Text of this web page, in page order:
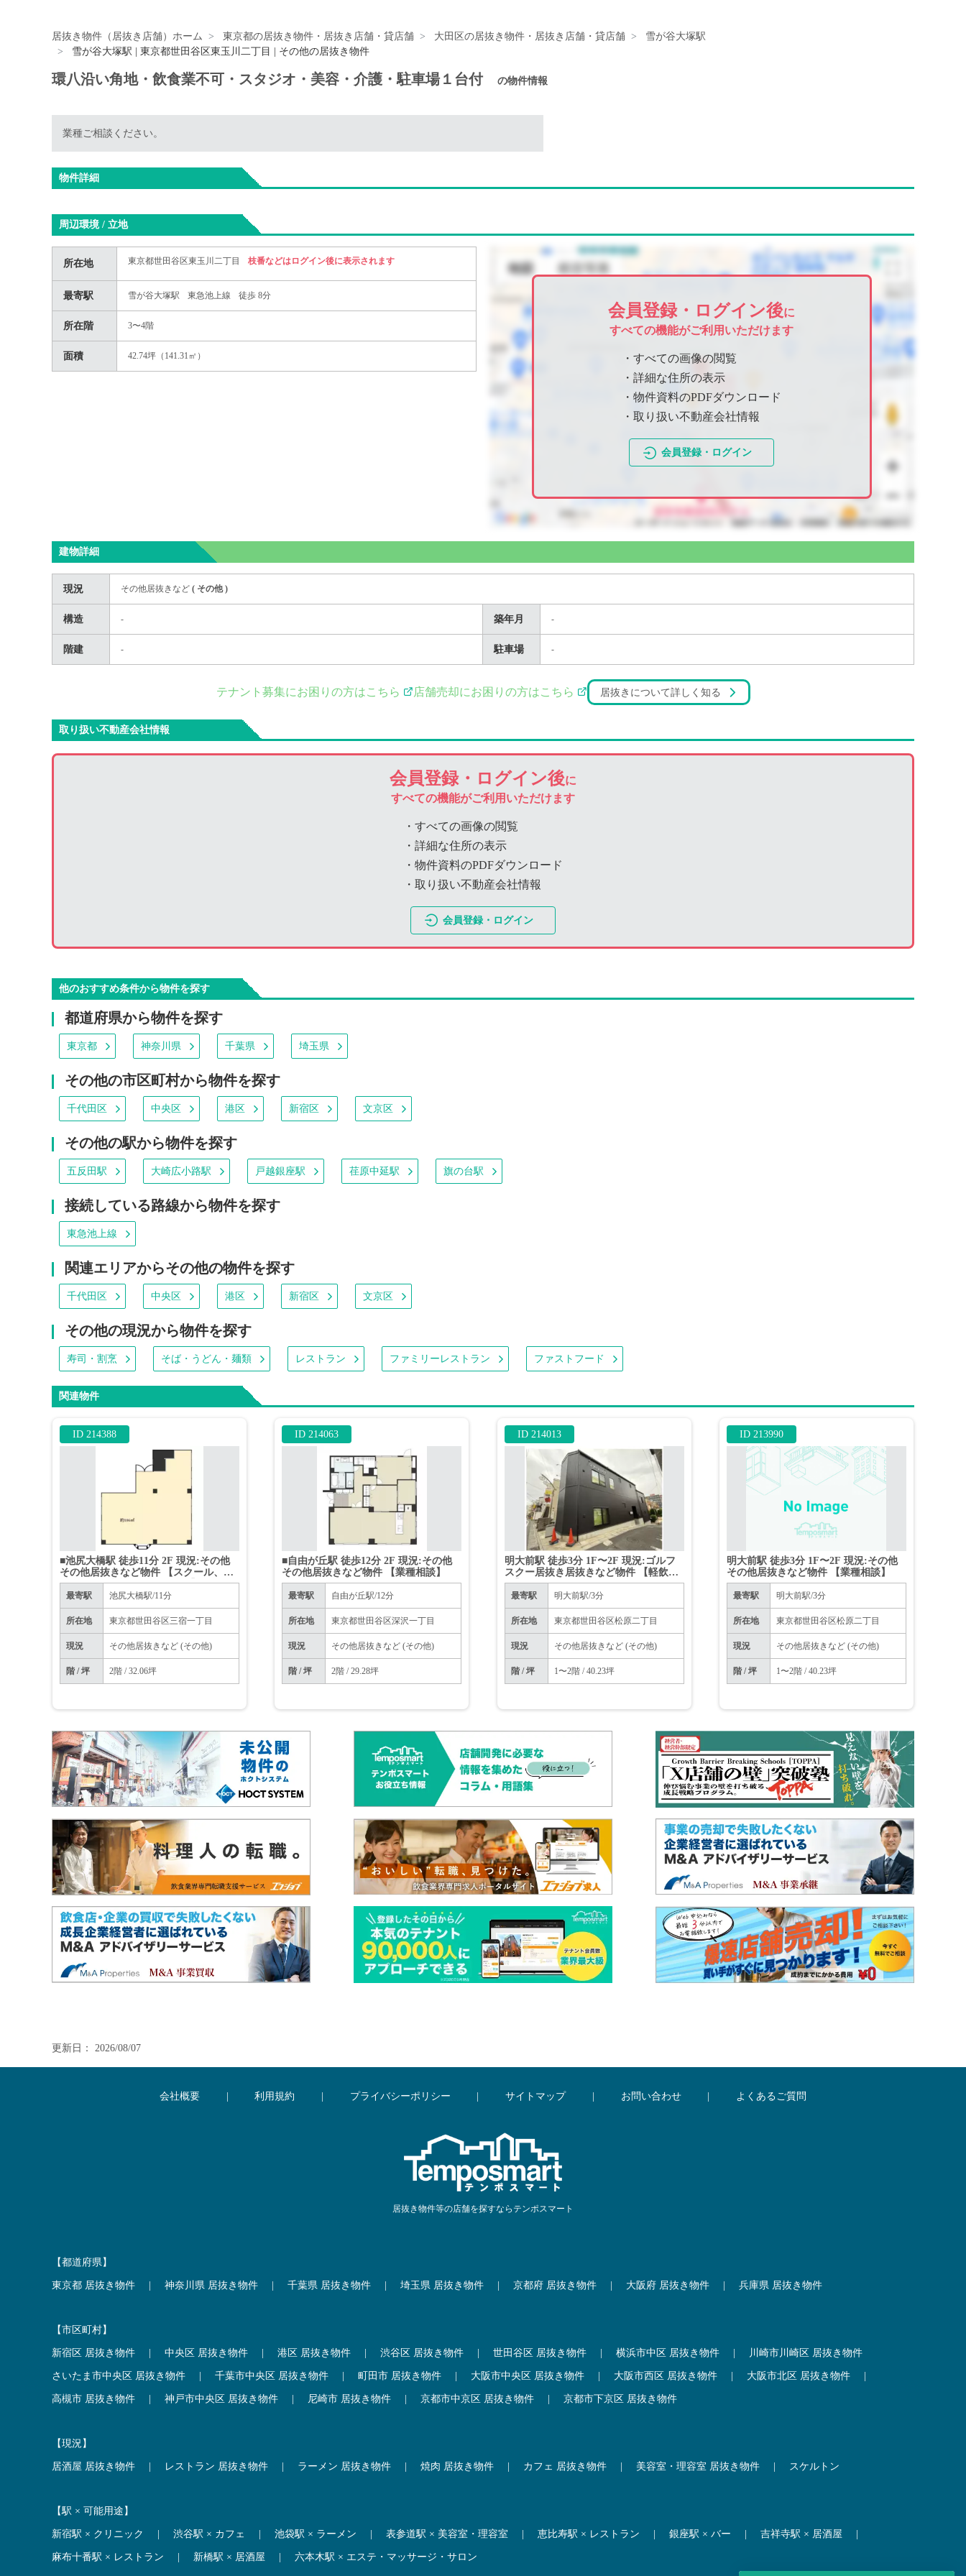
居抜き物件（居抜き店舗）ホーム 東京都の居抜き物件・居抜き店舗・貸店舗 大田区の居抜き物件・居抜き店舗・貸店舗
雪が谷大塚駅
雪が谷大塚駅 | 東京都世田谷区東玉川二丁目 | その他の居抜き物件
環八沿い角地・飲食業不可・スタジオ・美容・介護・駐車場１台付 の物件情報
業種ご相談ください。
物件詳細
周辺環境 / 立地
所在地 東京都世田谷区東玉川二丁目 枝番などはログイン後に表示されます
最寄駅 雪が谷大塚駅 東急池上線 徒歩 8分
所在階 3〜4階
面積 42.74坪（141.31㎡）
会員登録・ログイン後に
すべての機能がご利用いただけます
・すべての画像の閲覧
・詳細な住所の表示
・物件資料のPDFダウンロード
・取り扱い不動産会社情報
会員登録・ログイン
建物詳細
現況 その他居抜きなど ( その他)
構造 - 築年月 -
階建 - 駐車場 -
テナント募集にお困りの方はこちら 店舗売却にお困りの方はこちら 居抜きについて詳しく知る
取り扱い不動産会社情報
会員登録・ログイン後に
すべての機能がご利用いただけます
・すべての画像の閲覧
・詳細な住所の表示
・物件資料のPDFダウンロード
・取り扱い不動産会社情報
会員登録・ログイン
他のおすすめ条件から物件を探す
都道府県から物件を探す
東京都 神奈川県 千葉県 埼玉県
その他の市区町村から物件を探す
千代田区 中央区 港区 新宿区 文京区
その他の駅から物件を探す
五反田駅 大崎広小路駅 戸越銀座駅 荏原中延駅 旗の台駅
接続している路線から物件を探す
東急池上線
関連エリアからその他の物件を探す
千代田区 中央区 港区 新宿区 文京区
その他の現況から物件を探す
寿司・割烹 そば・うどん・麺類 レストラン ファミリーレストラン ファストフード
関連物件
ID 214388
■池尻大橋駅 徒歩11分 2F 現況:その他
その他居抜きなど物件 【スクール、サ
ロンその他相談可、飲食不可】
最寄駅 池尻大橋駅/11分
所在地 東京都世田谷区三宿一丁目
現況 その他居抜きなど (その他)
階 / 坪 2階 / 32.06坪
ID 214063
■自由が丘駅 徒歩12分 2F 現況:その他
その他居抜きなど物件 【業種相談】
最寄駅 自由が丘駅/12分
所在地 東京都世田谷区深沢一丁目
現況 その他居抜きなど (その他)
階 / 坪 2階 / 29.28坪
ID 214013
明大前駅 徒歩3分 1F〜2F 現況:ゴルフ
スクー居抜き居抜きなど物件 【軽飲食
可】
最寄駅 明大前駅/3分
所在地 東京都世田谷区松原二丁目
現況 その他居抜きなど (その他)
階 / 坪 1〜2階 / 40.23坪
ID 213990
明大前駅 徒歩3分 1F〜2F 現況:その他
その他居抜きなど物件 【業種相談】
最寄駅 明大前駅/3分
所在地 東京都世田谷区松原二丁目
現況 その他居抜きなど (その他)
階 / 坪 1〜2階 / 40.23坪
更新日： 2026/08/07
会社概要 利用規約 プライバシーポリシー サイトマップ お問い合わせ よくあるご質問
居抜き物件等の店舗を探すならテンポスマート
【都道府県】
東京都 居抜き物件 神奈川県 居抜き物件 千葉県 居抜き物件 埼玉県 居抜き物件 京都府 居抜き物件 大阪府 居抜き物件 兵庫県 居抜き物件
【市区町村】
新宿区 居抜き物件 中央区 居抜き物件 港区 居抜き物件 渋谷区 居抜き物件 世田谷区 居抜き物件 横浜市中区 居抜き物件 川崎市川崎区 居抜き物件
さいたま市中央区 居抜き物件 千葉市中央区 居抜き物件 町田市 居抜き物件 大阪市中央区 居抜き物件 大阪市西区 居抜き物件 大阪市北区 居抜き物件
高槻市 居抜き物件 神戸市中央区 居抜き物件 尼崎市 居抜き物件 京都市中京区 居抜き物件 京都市下京区 居抜き物件
【現況】
居酒屋 居抜き物件 レストラン 居抜き物件 ラーメン 居抜き物件 焼肉 居抜き物件 カフェ 居抜き物件 美容室・理容室 居抜き物件 スケルトン
【駅 × 可能用途】
新宿駅 × クリニック 渋谷駅 × カフェ 池袋駅 × ラーメン 表参道駅 × 美容室・理容室 恵比寿駅 × レストラン 銀座駅 × バー 吉祥寺駅 × 居酒屋
麻布十番駅 × レストラン 新橋駅 × 居酒屋 六本木駅 × エステ・マッサージ・サロン